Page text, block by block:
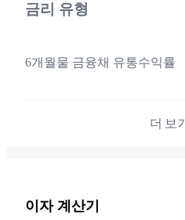
금리 유형
6개월물 금융채 유통수익률
더 보기
이자 계산기